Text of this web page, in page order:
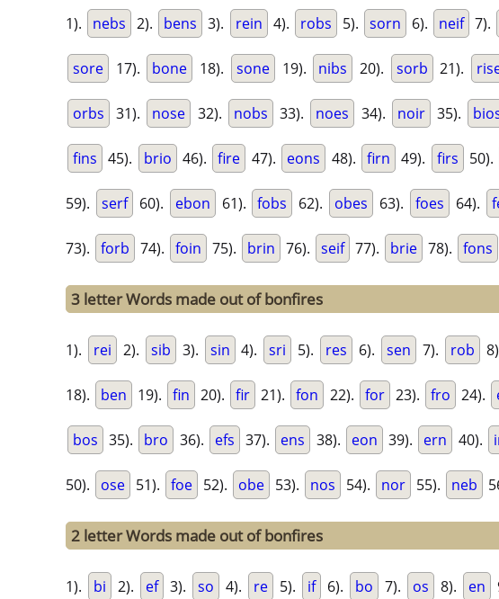
1). nebs 2). bens 3). rein 4). robs 5). sorn 6). neif 7).
sore 17). bone 18). sone 19). nibs 20). sorb 21).
orbs 31). nose 32). nobs 33). noes 34). noir 35).
fins 45). brio 46). fire 47). eons 48). firn 49). firs 50).
59). serf 60). ebon 61). fobs 62). obes 63). foes 64).
73). forb 74). foin 75). brin 76). seif 77). brie 78). fons
3 letter Words made out of bonfires
1). rei 2). sib 3). sin 4). sri 5). res 6). sen 7). rob
18). ben 19). fin 20). fir 21). fon 22). for 23). fro 24).
bos 35). bro 36). efs 37). ens 38). eon 39). ern 40).
50). ose 51). foe 52). obe 53). nos 54). nor 55). neb
2 letter Words made out of bonfires
1). bi 2). ef 3). so 4). re 5). if 6). bo 7). os 8). en